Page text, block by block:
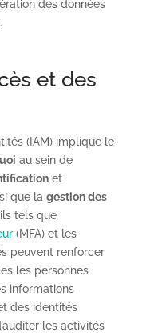
des données
et des
(IAM) implique le
au sein de
et
que la gestion des
tels que
(MFA) et les
peuvent renforcer
les personnes
informations
des identités
les activités